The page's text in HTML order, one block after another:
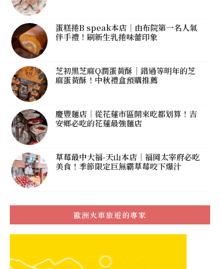
蛋糕捲B speak本店｜由布院第一名人氣
伴手禮！刷新生乳捲味蕾印象
芝初黑芝麻Q潤蛋黃酥｜錯過等明年的芝
麻蛋黃酥！中秋禮盒預購推薦
慶豐麵店｜從花蓮市區開來吃都划算！吉
安鄉必吃的花蓮最強麵店
草莓最中大福-天山本店｜福岡太宰府必吃
美食！季節限定巨無霸草莓咬下爆汁
歐洲火車旅遊的專家